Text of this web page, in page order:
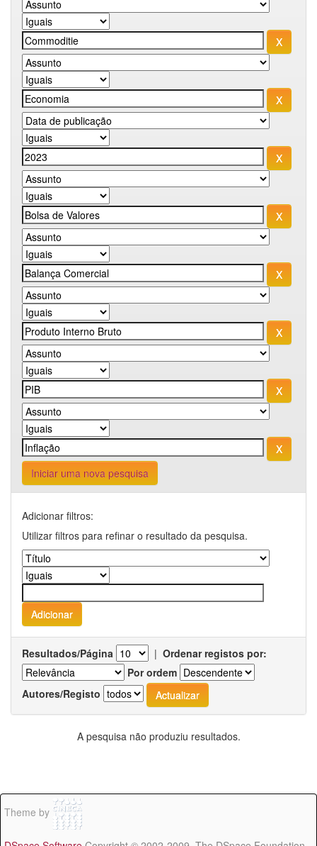
Iniciar uma nova pesquisa
Adicionar filtros:
Utilizar filtros para refinar o resultado da pesquisa.
Resultados/Página | Ordenar registos por:
Por ordem
Autores/Registo
A pesquisa não produziu resultados.
Theme by